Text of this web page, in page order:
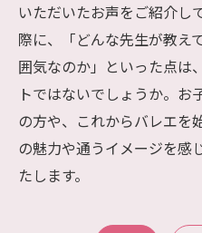
いただいたお声をご紹介し
際に、「どんな先生が教え
囲気なのか」といった点は
トではないでしょうか。お
の方や、これからバレエを
の魅力や通うイメージを感
たします。